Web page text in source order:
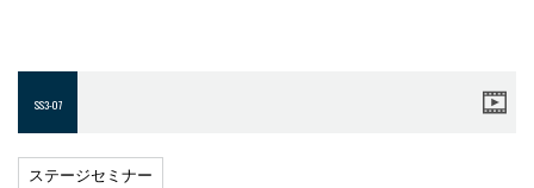
SS3-07
ステージセミナー